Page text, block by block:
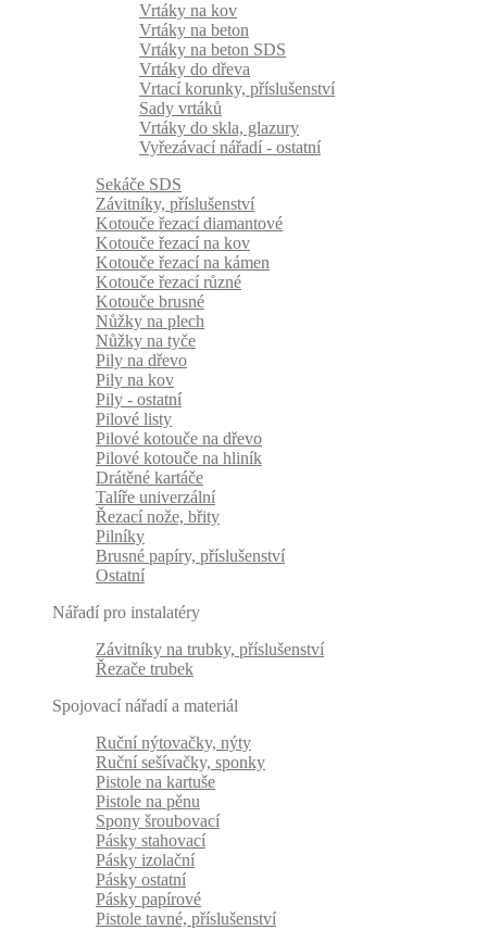
Vrtáky na kov
Vrtáky na beton
Vrtáky na beton SDS
Vrtáky do dřeva
Vrtací korunky, příslušenství
Sady vrtáků
Vrtáky do skla, glazury
Vyřezávací nářadí - ostatní
Sekáče SDS
Závitníky, příslušenství
Kotouče řezací diamantové
Kotouče řezací na kov
Kotouče řezací na kámen
Kotouče řezací různé
Kotouče brusné
Nůžky na plech
Nůžky na tyče
Pily na dřevo
Pily na kov
Pily - ostatní
Pilové listy
Pilové kotouče na dřevo
Pilové kotouče na hliník
Drátěné kartáče
Talíře univerzální
Řezací nože, břity
Pilníky
Brusné papíry, příslušenství
Ostatní
Nářadí pro instalatéry
Závitníky na trubky, příslušenství
Řezače trubek
Spojovací nářadí a materiál
Ruční nýtovačky, nýty
Ruční sešívačky, sponky
Pistole na kartuše
Pistole na pěnu
Spony šroubovací
Pásky stahovací
Pásky izolační
Pásky ostatní
Pásky papírové
Pistole tavné, příslušenství